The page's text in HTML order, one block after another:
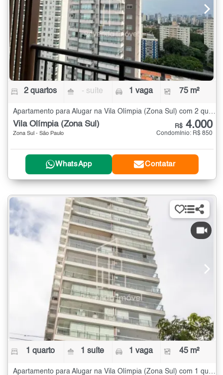
2 quartos - suíte 1 vaga 75 m²
Vila Olímpia (Zona Sul)
Zona Sul - São Paulo
R$ 4.000
Condomínio: R$ 850
WhatsApp Contatar
1 quarto 1 suíte 1 vaga 45 m²
Apartamento para Alugar na Vila Olímpia (Zona Sul) com 1 quarto - 45 m²